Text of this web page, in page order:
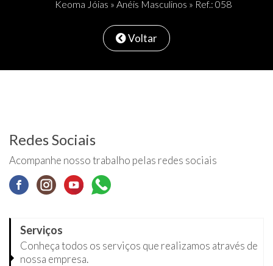
Keoma Jóias » Anéis Masculinos » Ref.: 058
Voltar
Redes Sociais
Acompanhe nosso trabalho pelas redes sociais
Serviços
Conheça todos os serviços que realizamos através de
nossa empresa.